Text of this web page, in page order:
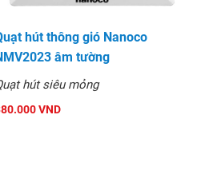
hút thông gió Nanoco
âm tường
hút siêu mỏng
VND